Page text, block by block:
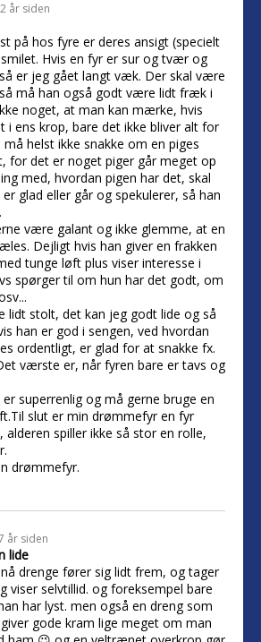
år siden
på hos fyre er deres ansigt (specielt
Hvis en fyr er sur og tvær og
er jeg gået langt væk. Der skal være
må han også godt være lidt fræk i
noget, at man kan mærke, hvis
i ens krop, bare det ikke bliver alt for
helst ikke snakke om en piges
for det er noget piger går meget op
med, hvordan pigen har det, skal
glad eller går og spekulerer, så han
være galant og ikke glemme, at en
Dejligt hvis han giver en frakken
tunge løft plus viser interesse i
spørger til om hun har det godt, om
lidt stolt, det kan jeg godt lide og så
han er god i sengen, ved hvordan
ordentligt, er glad for at snakke fx.
værste er, når fyren bare er tavs og
superrenlig og må gerne bruge en
slut er min drømmefyr en fyr
alderen spiller ikke så stor en rolle,
drømmefyr.
år siden
lide
nå drenge fører sig lidt frem, og tager
viser selvtillid. og foreksempel bare
har lyst. men også en dreng som
gode kram lige meget om man